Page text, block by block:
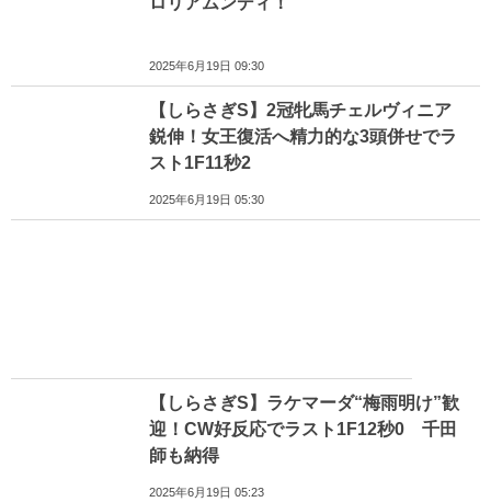
2025年6月19日 09:30
【しらさぎS】2冠牝馬チェルヴィニア
鋭伸！女王復活へ精力的な3頭併せでラ
スト1F11秒2
2025年6月19日 05:30
【しらさぎS】ラケマーダ“梅雨明け”歓
迎！CW好反応でラスト1F12秒0 千田
師も納得
2025年6月19日 05:23